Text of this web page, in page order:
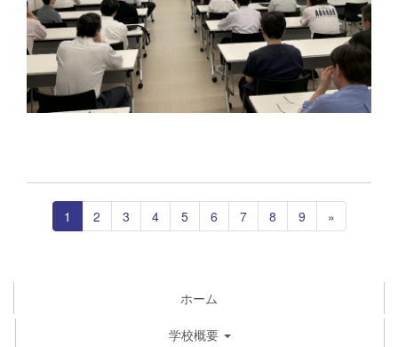
1 2 3 4 5 6 7 8 9 »
ホーム
学校概要